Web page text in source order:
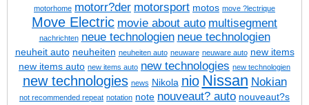
motorhome motorr?der motorsport motos move ?lectrique
Move Electric movie about auto multisegment
nachrichten neue technologien neue technologien
neuheit auto neuheiten neuheiten auto neuware neuware auto new items
new items auto new items auto new technologies new technologien
new technologies news Nikola nio Nissan Nokian
not recommended repeat notation note nouveaut? auto nouveaut?s